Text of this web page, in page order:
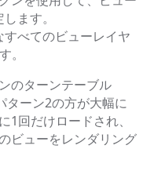
ます。
べてのビューレイヤ
。
のターンテーブル
ターン2の方が大幅に
回だけロードされ、
ビューをレンダリング